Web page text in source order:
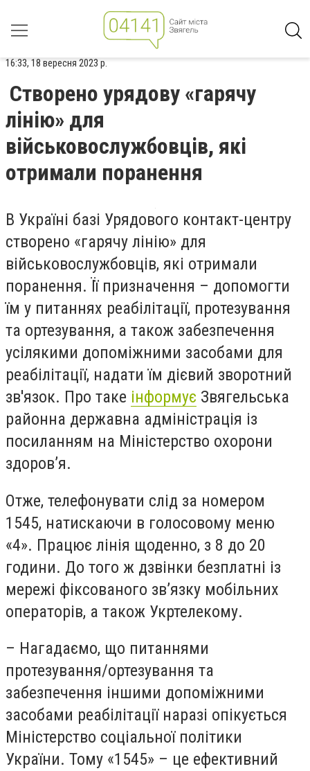
16:33, 18 вересня 2023 р.
Створено урядову «гарячу
лінію» для
військовослужбовців, які
отримали поранення
В Україні базі Урядового контакт-центру
створено «гарячу лінію» для
військовослужбовців, які отримали
поранення. Її призначення – допомогти
їм у питаннях реабілітації, протезування
та ортезування, а також забезпечення
усілякими допоміжними засобами для
реабілітації, надати їм дієвий зворотний
зв'язок. Про таке інформує Звягельська
районна державна адміністрація із
посиланням на Міністерство охорони
здоров’я.
Отже, телефонувати слід за номером
1545, натискаючи в голосовому меню
«4». Працює лінія щоденно, з 8 до 20
години. До того ж дзвінки безплатні із
мережі фіксованого зв’язку мобільних
операторів, а також Укртелекому.
– Нагадаємо, що питаннями
протезування/ортезування та
забезпечення іншими допоміжними
засобами реабілітації наразі опікується
Міністерство соціальної політики
України. Тому «1545» – це ефективний